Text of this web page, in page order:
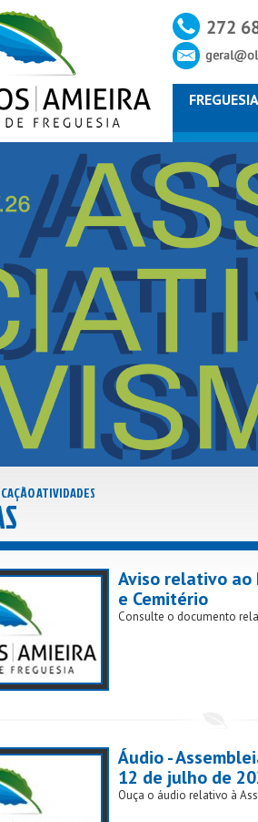
FREGUESIA
ATIVIDADES
Aviso relativo ao
e Cemitério
Consulte o documento
Áudio -
12 de julho de
Ouça o áudio relativo à